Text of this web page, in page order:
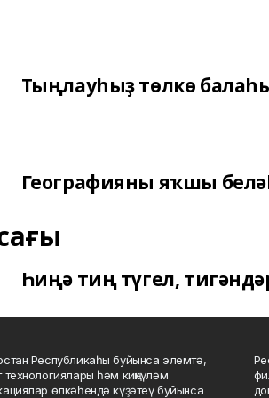
Тыңлауһыҙ төлкө
Географияны яҡшы
Һиңә тиң түгел,
Республикаһы буйынса элемтә,
һәм киңкүләм
өлкәһендә күҙәтеү буйынса